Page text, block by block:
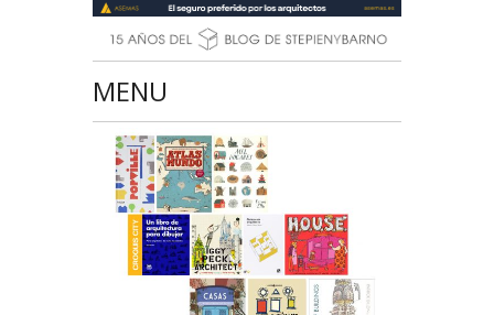
MENU